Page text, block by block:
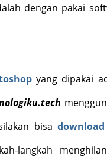
dengan pakai
yang dipakai
bisa
langkah